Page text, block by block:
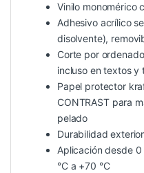
Vinilo monomérico
Adhesivo acrílico
disolvente),
Corte por
incluso en textos y
Papel protector
CONTRAST para
pelado
Durabilidad
Aplicación desde
°C a +70 °C